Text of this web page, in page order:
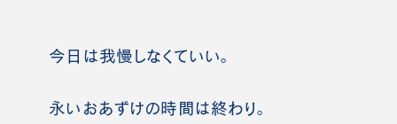
今日は我慢しなくていい。
永いおあずけの時間は終わり。